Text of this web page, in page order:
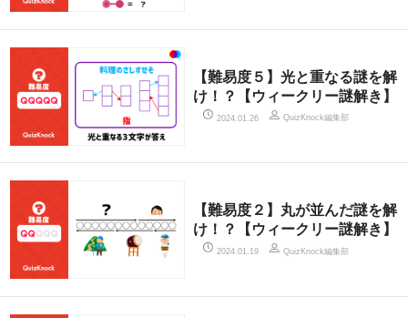
【難易度５】光と重なる謎を解
け！？【ウィークリー謎解き】
2024.01.26 QuizKnock編集部
【難易度２】丸が並んだ謎を解
け！？【ウィークリー謎解き】
2024.01.19 QuizKnock編集部